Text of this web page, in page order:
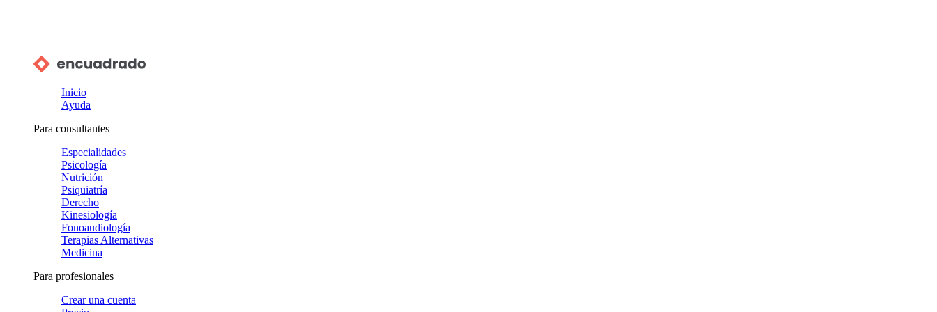
Inicio
Ayuda
Para consultantes
Especialidades
Psicología
Nutrición
Psiquiatría
Derecho
Kinesiología
Fonoaudiología
Terapias Alternativas
Medicina
Para profesionales
Crear una cuenta